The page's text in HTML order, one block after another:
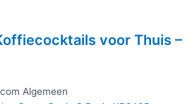
voor Thuis –